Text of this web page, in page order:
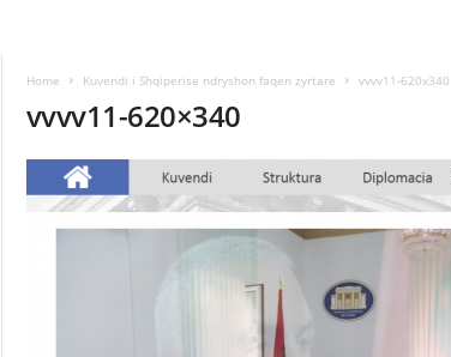
Home Kuvendi i Shqiperise ndryshon faqen zyrtare vvvv11-620x340
vvvv11-620×340